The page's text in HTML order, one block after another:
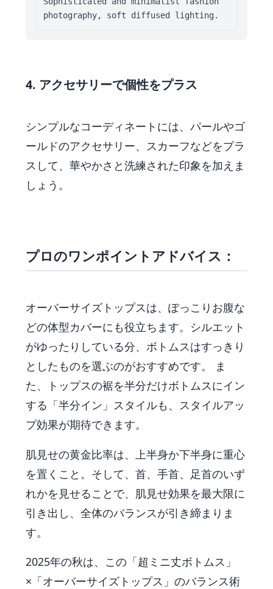
photography, soft diffused lighting.
4. アクセサリーで個性をプラス
シンプルなコーディネートには、パールやゴ
ールドのアクセサリー、スカーフなどをプラ
スして、華やかさと洗練された印象を加えま
しょう。
プロのワンポイントアドバイス：
オーバーサイズトップスは、ぽっこりお腹な
どの体型カバーにも役立ちます。シルエット
がゆったりしている分、ボトムスはすっきり
としたものを選ぶのがおすすめです。 ま
た、トップスの裾を半分だけボトムスにイン
する「半分イン」スタイルも、スタイルアッ
プ効果が期待できます。
肌見せの黄金比率は、上半身か下半身に重心
を置くこと。そして、首、手首、足首のいず
れかを見せることで、肌見せ効果を最大限に
引き出し、全体のバランスが引き締まりま
す。
2025年の秋は、この「超ミニ丈ボトムス」
×「オーバーサイズトップス」のバランス術